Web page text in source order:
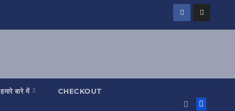
हमारे बारे में CHECKOUT